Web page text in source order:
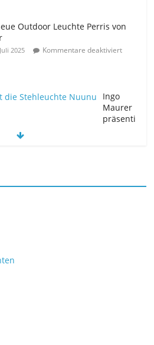
Outdoor Leuchte Perris von
2025 Kommentare deaktiviert
Ingo
Maurer
präsenti
deaktiviert
2025